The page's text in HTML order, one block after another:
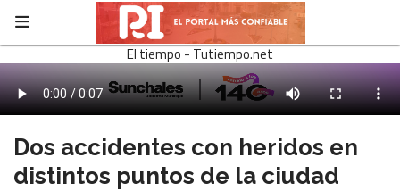
El tiempo - Tutiempo.net
Dos accidentes con heridos en
distintos puntos de la ciudad